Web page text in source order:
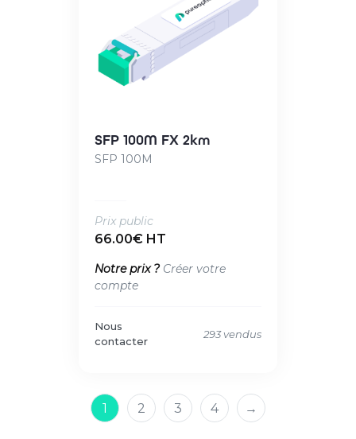
SFP 100M FX 2km
SFP 100M
Prix public
66.00€ HT
Notre prix ? Créer votre
compte
Nous
contacter
293 vendus
1 2 3 4 →